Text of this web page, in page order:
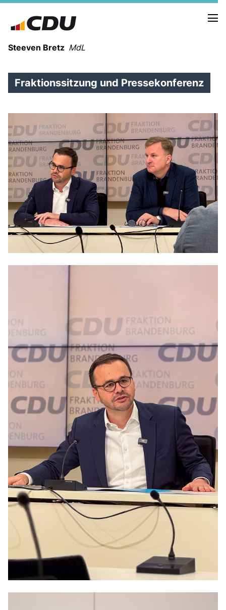
Steeven Bretz MdL
VITA
WAHLKREISBESUCHE
PRESSEFOTOS
MEIN BÜRGERBÜRO
MEIN WAHLKREIS
ZIELE
Redebeiträge
Anträge CDU
Kleine Anfragen
CDU Potsdam
Fraktionssitzung und Pressekonferenz